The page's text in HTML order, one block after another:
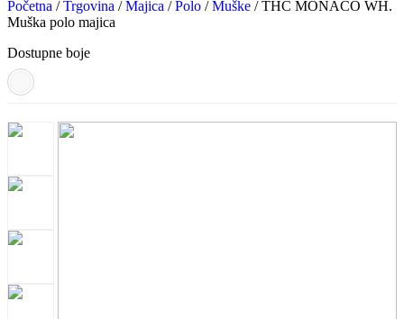
Početna /Trgovina /Majica /Polo /Muške / THC MONACO WH.
Muška polo majica
Dostupne boje